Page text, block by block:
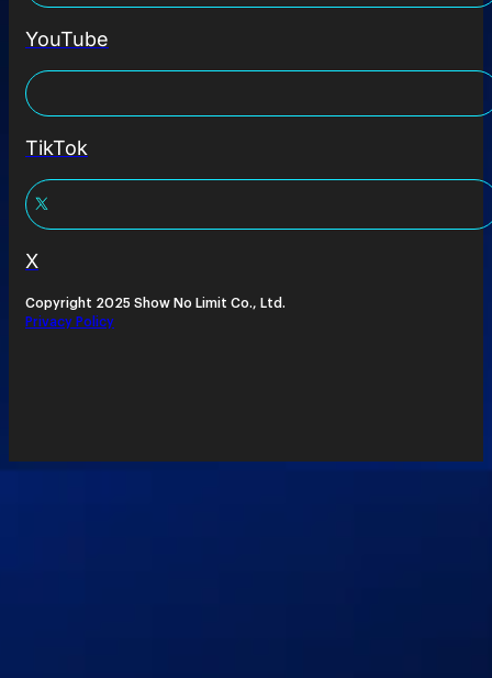
YouTube
TikTok
X
Copyright 2025 Show No Limit Co., Ltd.
Privacy Policy